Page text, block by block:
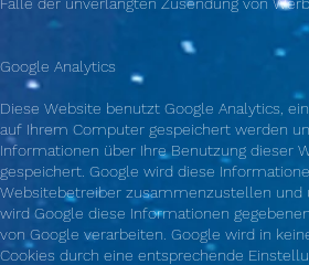
Google Analytics
Diese Website benutzt Google Analytics,
auf Ihrem Computer gespeichert werden
Informationen über Ihre Benutzung dieser
gespeichert. Google wird diese
Websitebetreiber zusammenzustellen und
wird Google diese Informationen
von Google verarbeiten. Google wird in
Cookies durch eine entsprechende